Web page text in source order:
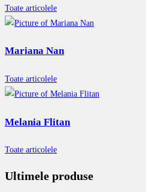
Toate articolele
Mariana Nan
Toate articolele
Melania Flitan
Toate articolele
Ultimele produse